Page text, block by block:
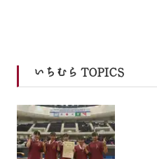
いちむら TOPICS